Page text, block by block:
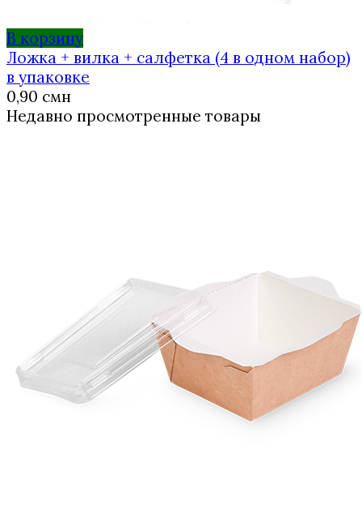
В корзину
Ложка + вилка + салфетка (4 в одном набор)
в упаковке
0,90 смн
Недавно просмотренные товары